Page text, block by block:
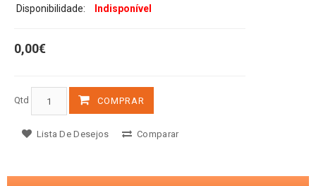
Disponibilidade:
Indisponível
0,00€
Qtd COMPRAR
Lista De Desejos Comparar